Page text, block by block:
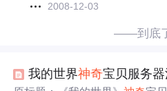
2008-12-03
——到底
我的世界神奇宝贝服务